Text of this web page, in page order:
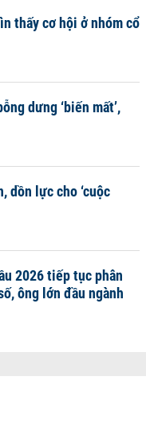
thấy cơ hội ở nhóm cổ
dưng ‘biến mất’,
dồn lực cho ‘cuộc
2026 tiếp tục phân
ông lớn đầu ngành